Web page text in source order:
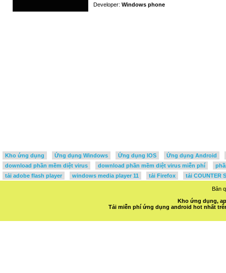
Developer: Windows phone
Kho ứng dụng Ứng dụng Windows Ứng dụng IOS
Ứng dụng Android
download phần mềm diệt virus
download phần mềm diệt virus miễn phí
tải adobe flash player
windows media player 11 tải Firefox tải COUNTER
Bản
Kho ứng dụng,
Tải miễn phí ứng dụng android hot nhất